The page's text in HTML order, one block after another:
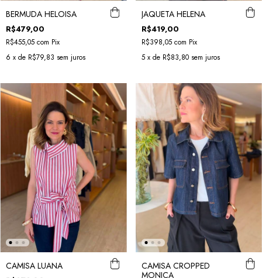
BERMUDA HELOISA
R$479,00
R$455,05 com Pix
6 x de R$79,83 sem juros
JAQUETA HELENA
R$419,00
R$398,05 com Pix
5 x de R$83,80 sem juros
CAMISA LUANA
CAMISA CROPPED
MONICA